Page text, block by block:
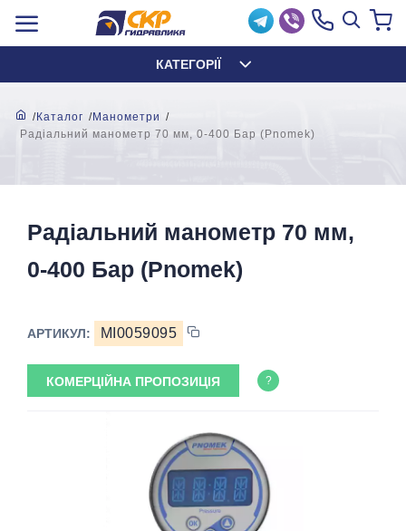
КАТЕГОРІЇ
Каталог
Манометри
Радіальний манометр 70 мм, 0-400 Бар (Pnomek)
Радіальний манометр 70 мм,
0-400 Бар (Pnomek)
АРТИКУЛ: MI0059095
КОМЕРЦІЙНА ПРОПОЗИЦІЯ ?